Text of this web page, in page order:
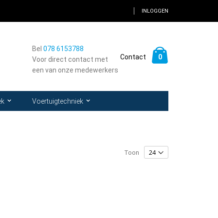
INLOGGEN
0
Bel 078 6153788
Voor direct contact met
een van onze medewerkers
Contact
Voertuigtechniek
Toon